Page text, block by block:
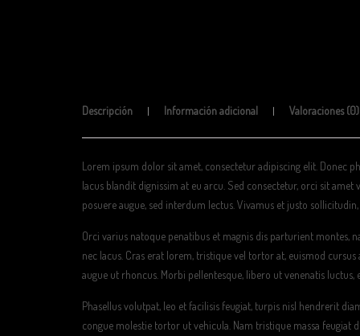
Descripción Información adicional Valoraciones (0)
Lorem ipsum dolor sit amet, consectetur adipiscing elit. Donec
lacus blandit dignissim at eu arcu. Sed consectetur, orci sit
posuere augue, sed interdum lectus. Vivamus et justo
Orci varius natoque penatibus et magnis dis parturient montes,
nec lacus. Cras erat lorem, tristique vel tortor at, euismod
augue ut rhoncus. Morbi pellentesque, libero ut venenatis
Phasellus volutpat, leo et facilisis feugiat, turpis nisl hendrerit
congue molestie tortor ut vehicula. Nam tristique massa feugiat